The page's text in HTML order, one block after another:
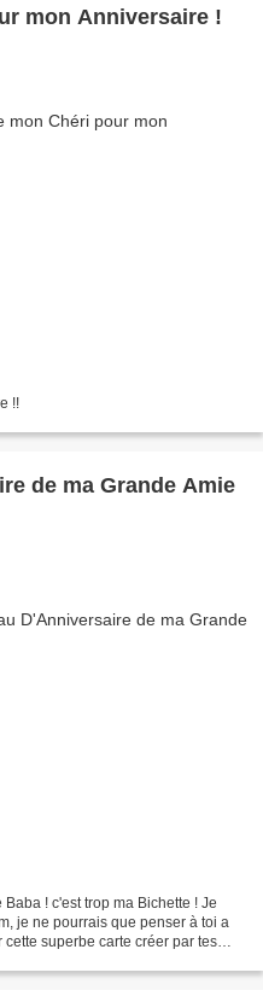
de mon Chéri pour mon Anniversaire !
!!
de ma Grande Amie
! c'est trop ma Bichette ! Je
je ne pourrais que penser à toi a
superbe carte créer par tes